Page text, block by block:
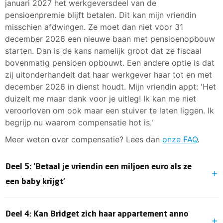
januari 2027 het werkgeversdeel van de
pensioenpremie blijft betalen. Dit kan mijn vriendin
misschien afdwingen. Ze moet dan niet voor 31
december 2026 een nieuwe baan met pensioenopbouw
starten. Dan is de kans namelijk groot dat ze fiscaal
bovenmatig pensioen opbouwt. Een andere optie is dat
zij uitonderhandelt dat haar werkgever haar tot en met
december 2026 in dienst houdt. Mijn vriendin appt: 'Het
duizelt me maar dank voor je uitleg! Ik kan me niet
veroorloven om ook maar een stuiver te laten liggen. Ik
begrijp nu waarom compensatie hot is.'
Meer weten over compensatie? Lees dan onze FAQ.
Deel 5: ‘Betaal je vriendin een miljoen euro als ze
een baby krijgt’
Japke-d. Bouma was me voor. In haar column ‘Japke D
Deel 4: Kan Bridget zich haar appartement anno